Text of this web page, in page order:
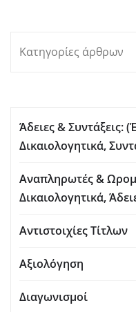
Κατηγορίες άρθρων
Άδειες & Συντάξεις:
Δικαιολογητικά,
Αναπληρωτές &
Δικαιολογητικά,
Αντιστοιχίες Τίτλων
Αξιολόγηση
Διαγωνισμοί